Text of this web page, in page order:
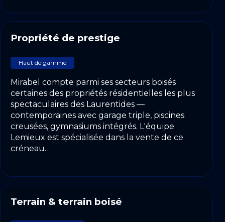
Propriété de prestige
Haut de gamme
Mirabel compte parmi ses secteurs boisés
certaines des propriétés résidentielles les plus
spectaculaires des Laurentides —
contemporaines avec garage triple, piscines
creusées, gymnasiums intégrés. L'équipe
Lemieux est spécialisée dans la vente de ce
créneau.
Terrain & terrain boisé